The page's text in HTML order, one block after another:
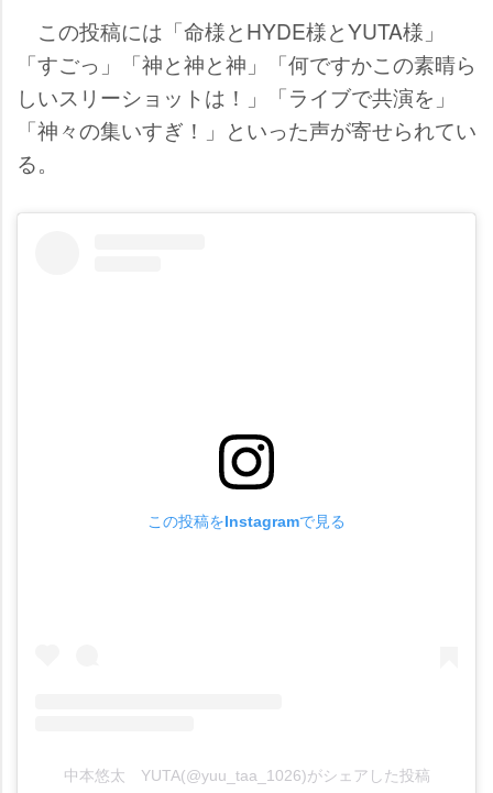
この投稿には「命様とHYDE様とYUTA様」
「すごっ」「神と神と神」「何ですかこの素晴ら
しいスリーショットは！」「ライブで共演を」
「神々の集いすぎ！」といった声が寄せられてい
る。
この投稿をInstagramで見る
中本悠太 YUTA(@yuu_taa_1026)がシェアした投稿